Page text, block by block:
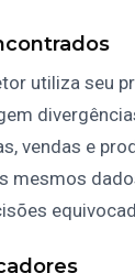
utiliza seu
vendas e
mesmos